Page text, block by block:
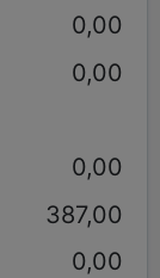
0,00
0,00
0,00
387,00
0,00